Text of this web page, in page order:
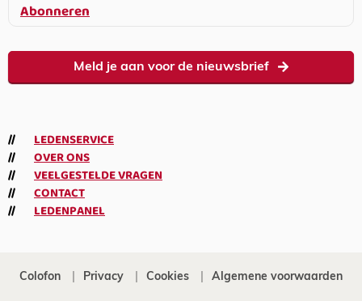
Abonneren
Meld je aan voor de nieuwsbrief
LEDENSERVICE
OVER ONS
VEELGESTELDE VRAGEN
CONTACT
LEDENPANEL
Colofon Privacy Cookies Algemene voorwaarden